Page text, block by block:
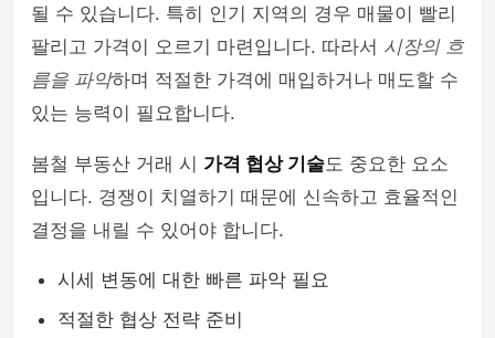
될 수 있습니다. 특히 인기 지역의 경우 매물이 빨리
팔리고 가격이 오르기 마련입니다. 따라서 시장의 흐
름을 파악하며 적절한 가격에 매입하거나 매도할 수
있는 능력이 필요합니다.
봄철 부동산 거래 시 가격 협상 기술도 중요한 요소
입니다. 경쟁이 치열하기 때문에 신속하고 효율적인
결정을 내릴 수 있어야 합니다.
시세 변동에 대한 빠른 파악 필요
적절한 협상 전략 준비